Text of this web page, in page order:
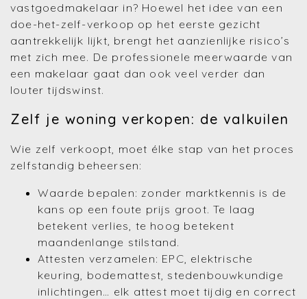
vastgoedmakelaar in? Hoewel het idee van een
doe-het-zelf-verkoop op het eerste gezicht
aantrekkelijk lijkt, brengt het aanzienlijke risico’s
met zich mee. De professionele meerwaarde van
een makelaar gaat dan ook veel verder dan
louter tijdswinst.
Zelf je woning verkopen: de valkuilen
Wie zelf verkoopt, moet élke stap van het proces
zelfstandig beheersen:
Waarde bepalen: zonder marktkennis is de
kans op een foute prijs groot. Te laag
betekent verlies, te hoog betekent
maandenlange stilstand.
Attesten verzamelen: EPC, elektrische
keuring, bodemattest, stedenbouwkundige
inlichtingen… elk attest moet tijdig en correct